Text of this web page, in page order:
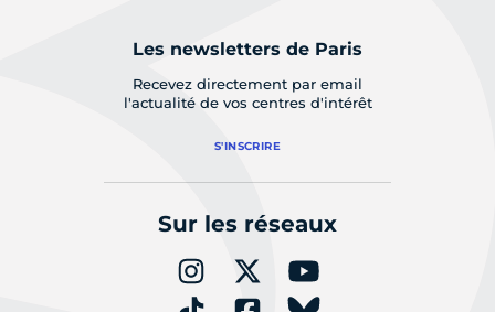
Les newsletters de Paris
Recevez directement par email
l'actualité de vos centres d'intérêt
S'INSCRIRE
Sur les réseaux